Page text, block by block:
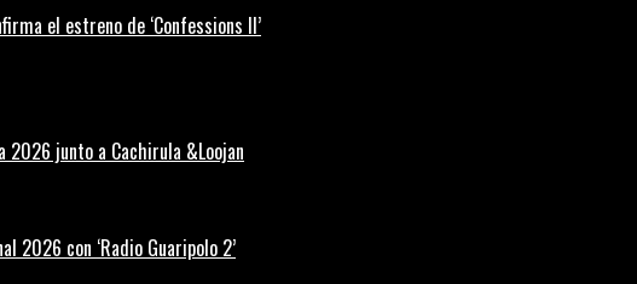
el estreno de ‘Confessions II’
junto a Cachirula &Loojan
2026 con ‘Radio Guaripolo 2’